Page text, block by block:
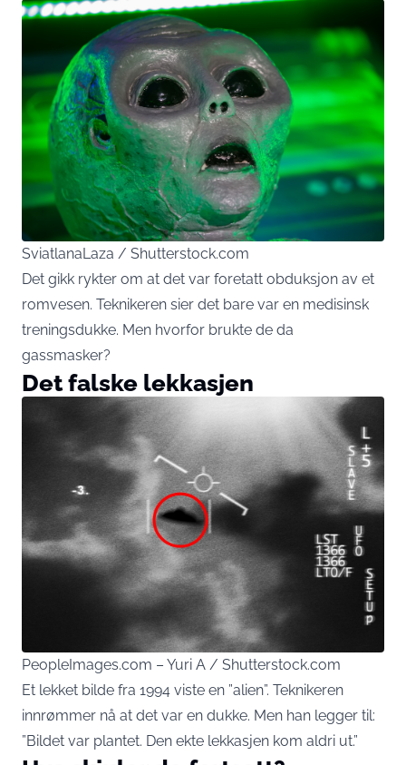
SviatlanaLaza / Shutterstock.com
Det gikk rykter om at det var foretatt obduksjon av et
romvesen. Teknikeren sier det bare var en medisinsk
treningsdukke. Men hvorfor brukte de da
gassmasker?
Det falske lekkasjen
PeopleImages.com – Yuri A / Shutterstock.com
Et lekket bilde fra 1994 viste en ”alien”. Teknikeren
innrømmer nå at det var en dukke. Men han legger til:
”Bildet var plantet. Den ekte lekkasjen kom aldri ut.”